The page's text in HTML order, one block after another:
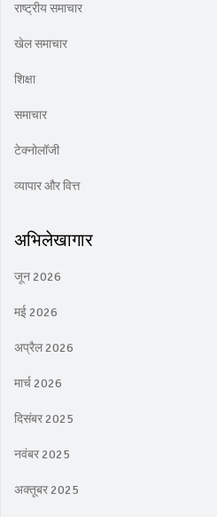
राष्ट्रीय समाचार
खेल समाचार
शिक्षा
समाचार
टेक्नोलॉजी
व्यापार और वित्त
अभिलेखागार
जून 2026
मई 2026
अप्रैल 2026
मार्च 2026
दिसंबर 2025
नवंबर 2025
अक्तूबर 2025